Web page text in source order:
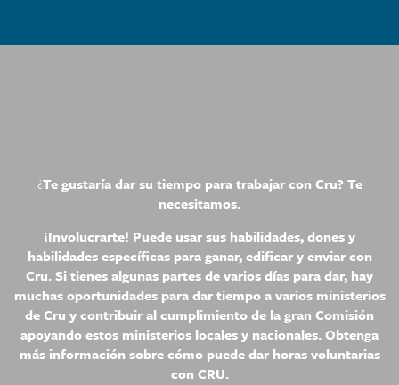
¿Te gustaría dar su tiempo para trabajar con Cru? Te
necesitamos.
¡Involucrarte! Puede usar sus habilidades, dones y
habilidades específicas para ganar, edificar y enviar con
Cru. Si tienes algunas partes de varios días para dar, hay
muchas oportunidades para dar tiempo a varios ministerios
de Cru y contribuir al cumplimiento de la gran Comisión
apoyando estos ministerios locales y nacionales. Obtenga
más información sobre cómo puede dar horas voluntarias
con CRU.